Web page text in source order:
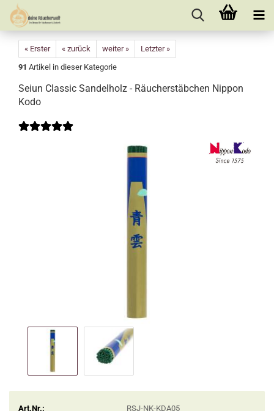
« Erster « zurück weiter »
Letzter »
91 Artikel in dieser Kategorie
Seiun Classic Sandelholz - Räucherstäbchen Nippon
Kodo
Art.Nr.:
RSJ-NK-KDA05